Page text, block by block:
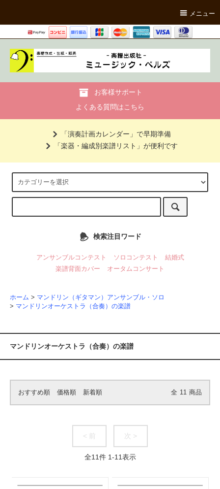
メニュー
お客様サポート
よくある質問はこちら
「演奏計画カレンダー」で早期準備
「楽器・編成別楽譜リスト」が便利です
検索注目ワード
アンサンブルコンテスト ソロコンテスト
結婚式
楽譜背面カバー
オータムコンサート
ホーム > マンドリン（ギタマン）アンサンブル・ソロ
> マンドリンオーケストラ（合奏）の楽譜
マンドリンオーケストラ（合奏）の楽譜
おすすめ順 価格順 新着順 全 11 商品
< 前 次 >
全11件 1-11表示